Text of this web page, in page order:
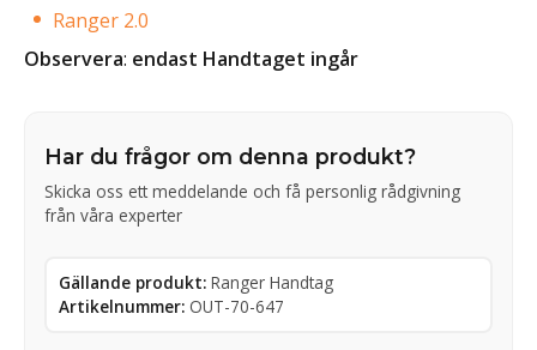
Ranger 2.0
Observera: endast Handtaget ingår
Har du frågor om denna produkt?
Skicka oss ett meddelande och få personlig rådgivning
från våra experter
Gällande produkt: Ranger Handtag
Artikelnummer: OUT-70-647